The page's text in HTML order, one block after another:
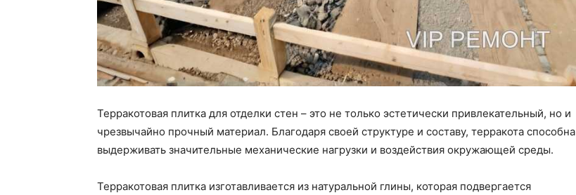
Терракотовая плитка для отделки стен – это не только эстетически привлекательный, но и
чрезвычайно прочный материал. Благодаря своей структуре и составу, терракота способна
выдерживать значительные механические нагрузки и воздействия окружающей среды.
Терракотовая плитка изготавливается из натуральной глины, которая подвергается